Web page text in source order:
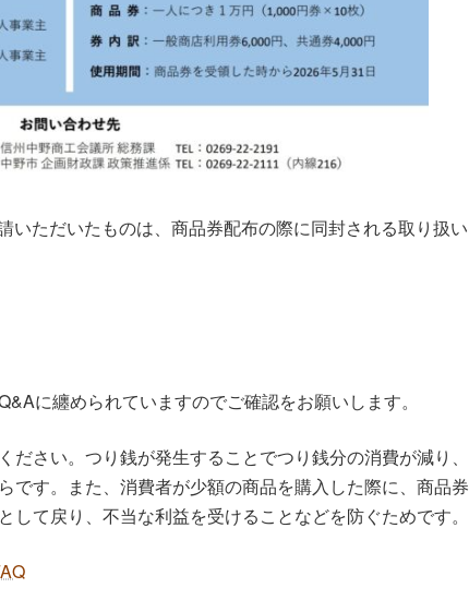
いただいたものは、商品券配布の際に同封される取り扱い
に纏められていますのでご確認をお願いします。
さい。つり銭が発生することでつり銭分の消費が減り、
です。また、消費者が少額の商品を購入した際に、商品券
て戻り、不当な利益を受けることなどを防ぐためです。